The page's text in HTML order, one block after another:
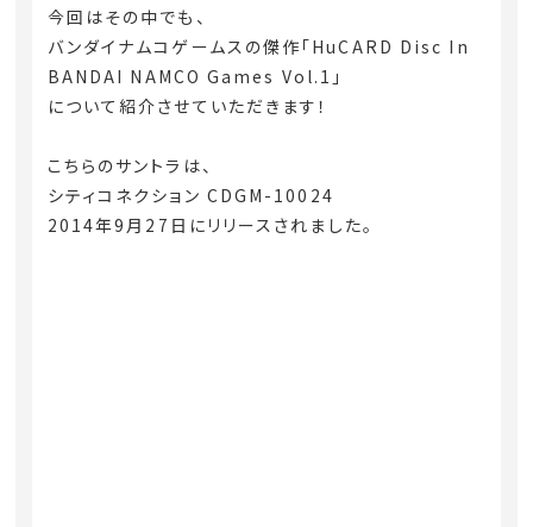
今回はその中でも、
バンダイナムコゲームスの傑作「HuCARD Disc In
BANDAI NAMCO Games Vol.1」
について紹介させていただきます！
こちらのサントラは、
シティコネクション CDGM-10024
2014年9月27日にリリースされました。